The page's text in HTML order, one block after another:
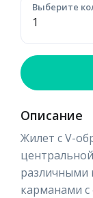
Выберите
Описание
Жилет с V-
различными
карманами